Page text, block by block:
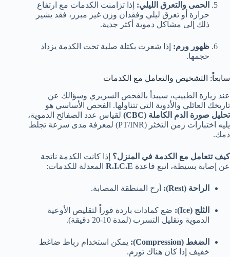
الحمى والتعرق الليلي: إذا تزامنت الكدمات مع ارتفاع
حرارة أو تعرق ليلي وفقدان وزن غير مبرر، فقد يشير
ذلك إلى مشاكل دموية أكثر جدية.
ظهور ورم: إذا شعرت بكتلة صلبة تحت الكدمة يزداد
حجمها.
سابعاً: التشخيص والتعامل مع الكدمات
عند زيارة الطبيب، سيبدأ بالفحص السريري وسؤالك عن
تاريخك العائلي والأدوية التي تتناولها. الفحص الأساسي هو
تحليل صورة الدم الكاملة (CBC)
لقياس عدد الصفائح الدموية،
يليه اختبارات زمن التخثر (PT/INR) لمعرفة مدى سرعة تجلط
دمك.
كيف تتعامل مع الكدمة في المنزل؟ إذا كانت الكدمة ناتجة
عن إصابة بسيطة، اتبع قاعدة R.I.C.E المعدلة للكدمات:
الراحة (Rest): أرح المنطقة المصابة.
الثلج (Ice):
ضع كمادات باردة فوراً لتقليص الأوعية
الدموية وتقليل التسرب (لمدة 10-20 دقيقة).
الضغط (Compression):
يمكن استخدام رباط ضاغط
خفيف إذا كان هناك تورم.